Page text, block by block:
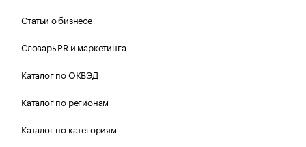
Статьи о бизнесе
Словарь PR и маркетинга
Каталог по ОКВЭД
Каталог по регионам
Каталог по категориям